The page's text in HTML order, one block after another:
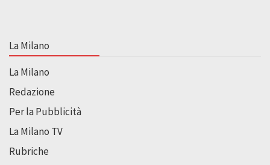
La Milano
La Milano
Redazione
Per la Pubblicità
La Milano TV
Rubriche